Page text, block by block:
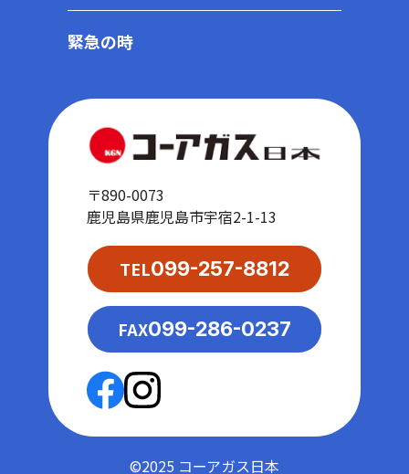
緊急の時
〒890-0073
鹿児島県鹿児島市宇宿2-1-13
TEL099-257-8812
FAX099-286-0237
©2025 コーアガス日本